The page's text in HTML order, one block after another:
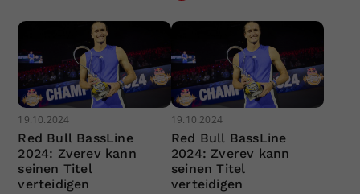
19.10.2024
Red Bull BassLine
2024: Zverev kann
seinen Titel
verteidigen
19.10.2024
Red Bull BassLine
2024: Zverev kann
seinen Titel
verteidigen